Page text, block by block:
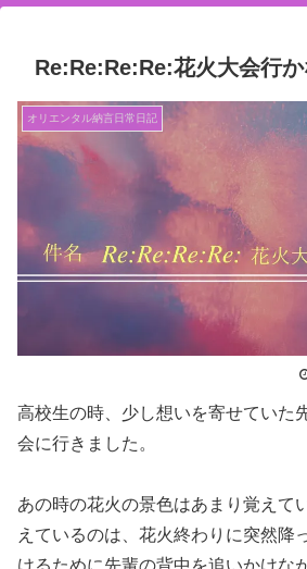
Re:Re:Re:Re:花火大会行か
オリエンタル納言日常日記
高校生の時、少し想いを寄せていた
会に行きました。
あの時の花火の景色はあまり覚えて
えているのは、花火終わりに突然降